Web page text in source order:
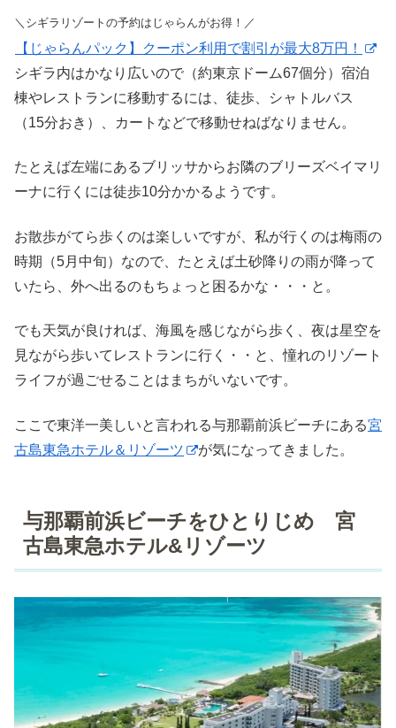
＼シギラリゾートの予約はじゃらんがお得！／
【じゃらんパック】クーポン利用で割引が最大8万円！
シギラ内はかなり広いので（約東京ドーム67個分）宿泊
棟やレストランに移動するには、徒歩、シャトルバス
（15分おき）、カートなどで移動せねばなりません。
たとえば左端にあるブリッサからお隣のブリーズベイマリ
ーナに行くには徒歩10分かかるようです。
お散歩がてら歩くのは楽しいですが、私が行くのは梅雨の
時期（5月中旬）なので、たとえば土砂降りの雨が降って
いたら、外へ出るのもちょっと困るかな・・・と。
でも天気が良ければ、海風を感じながら歩く、夜は星空を
見ながら歩いてレストランに行く・・と、憧れのリゾート
ライフが過ごせることはまちがいないです。
ここで東洋一美しいと言われる与那覇前浜ビーチにある宮
古島東急ホテル＆リゾーツ
が気になってきました。
与那覇前浜ビーチをひとりじめ 宮
古島東急ホテル&リゾーツ